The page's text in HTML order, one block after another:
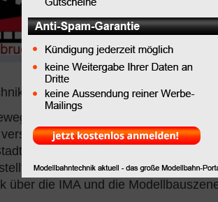
und
Möglichkeit, an
einer tollen Messe wie
teilzunehmen. Machts
Ausgabe Dezember
aktuell finden Sie ein Messe-
Bildern können Sie sich einen
denn
BRÜHL einen Film über die
Dieser ca. 20 Minuten lange
über die IMA und die